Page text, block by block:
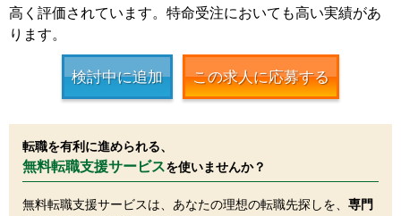
高く評価されています。特命受注においても高い実績があ
ります。
検討中に追加 この求人に応募する
転職を有利に進められる、
無料転職支援サービスを使いませんか？
無料転職支援サービスは、あなたの理想の転職先探しを、 専門